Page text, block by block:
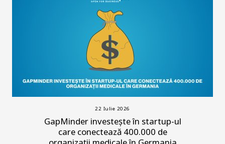
22 Iulie 2026
GapMinder investește în startup-ul
care conectează 400.000 de